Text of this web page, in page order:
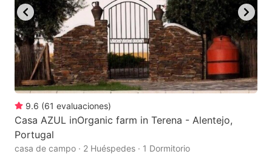
9.6 (61 evaluaciones)
Casa AZUL inOrganic farm in Terena - Alentejo,
Portugal
casa de campo · 2 Huéspedes · 1 Dormitorio